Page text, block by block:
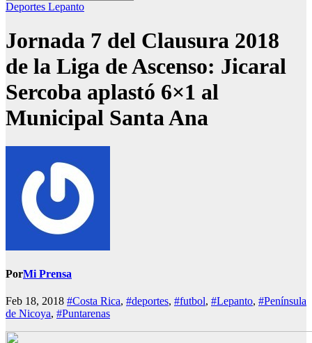
Deportes Lepanto
Jornada 7 del Clausura 2018
de la Liga de Ascenso: Jicaral
Sercoba aplastó 6×1 al
Municipal Santa Ana
PorMi Prensa
Feb 18, 2018 #Costa Rica, #deportes, #futbol, #Lepanto, #Península
de Nicoya, #Puntarenas